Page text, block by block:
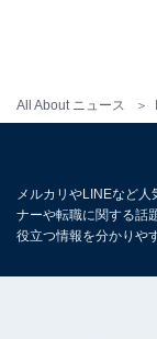
All About ニュース
メルカリやLINEなど
ナーや転職に関する話
役立つ情報を分かりや